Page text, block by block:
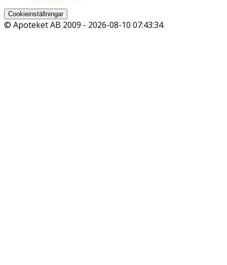
Cookieinställningar
© Apoteket AB 2009 - 2026-08-10 07:43:34